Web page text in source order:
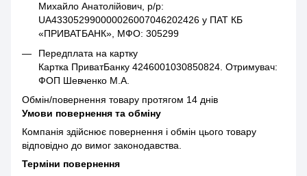
Михайло Анатолійович, р/р:
UA433052990000026007046202426 у ПАТ КБ
«ПРИВАТБАНК», МФО: 305299
Передплата на картку
Картка ПриватБанку 4246001030850824. Отримувач:
ФОП Шевченко М.А.
Обмін/повернення товару протягом 14 днів
Умови повернення та обміну
Компанія здійснює повернення і обмін цього товару
відповідно до вимог законодавства.
Терміни повернення